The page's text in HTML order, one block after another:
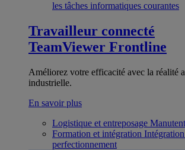
les tâches informatiques courantes
Travailleur connecté
TeamViewer Frontline
Améliorez votre efficacité avec la réalité
industrielle.
En savoir plus
Logistique et entreposage
Formation et intégration
perfectionnement